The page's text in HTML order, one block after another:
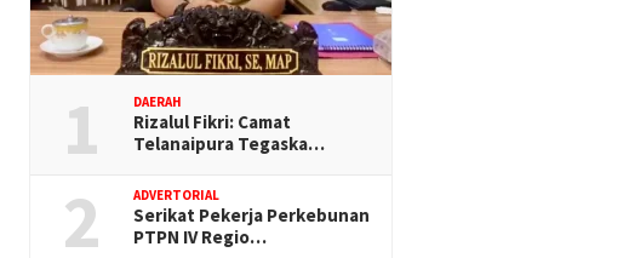
1 DAERAH
Rizalul Fikri: Camat
Telanaipura Tegaska…
2 ADVERTORIAL
Serikat Pekerja Perkebunan
PTPN IV Regio…